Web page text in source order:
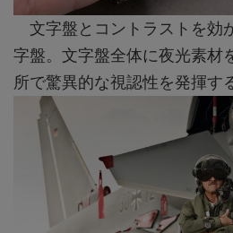
文字盤とコントラストを効
字盤。文字盤全体に夜光素材
所で驚異的な視認性を発揮す